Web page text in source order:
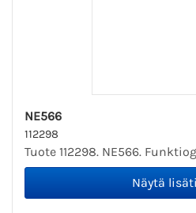
NE566
112298
Tuote 112298. NE566.